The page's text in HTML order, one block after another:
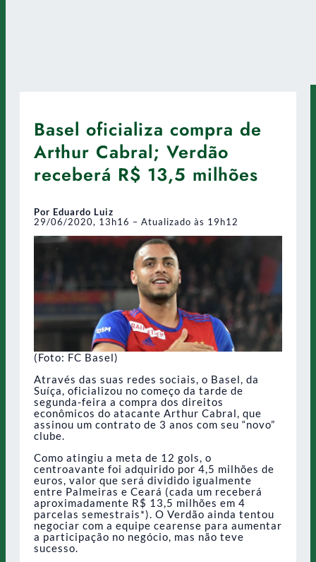
Basel oficializa compra de
Arthur Cabral; Verdão
receberá R$ 13,5 milhões
Por Eduardo Luiz
29/06/2020, 13h16 – Atualizado às 19h12
(Foto: FC Basel)
Através das suas redes sociais, o Basel, da
Suíça, oficializou no começo da tarde de
segunda-feira a compra dos direitos
econômicos do atacante Arthur Cabral, que
assinou um contrato de 3 anos com seu “novo”
clube.
Como atingiu a meta de 12 gols, o
centroavante foi adquirido por 4,5 milhões de
euros, valor que será dividido igualmente
entre Palmeiras e Ceará (cada um receberá
aproximadamente R$ 13,5 milhões em 4
parcelas semestrais*). O Verdão ainda tentou
negociar com a equipe cearense para aumentar
a participação no negócio, mas não teve
sucesso.